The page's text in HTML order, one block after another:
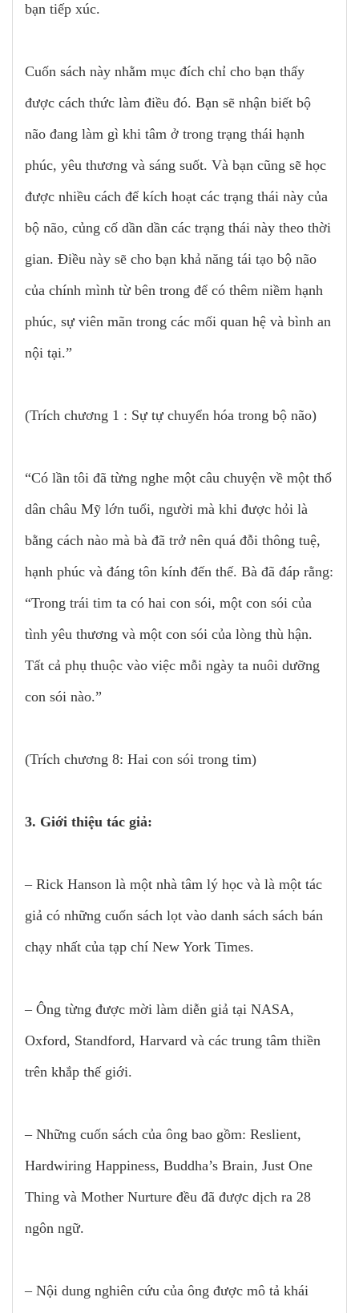
bạn tiếp xúc.
Cuốn sách này nhằm mục đích chỉ cho bạn thấy
được cách thức làm điều đó. Bạn sẽ nhận biết bộ
não đang làm gì khi tâm ở trong trạng thái hạnh
phúc, yêu thương và sáng suốt. Và bạn cũng sẽ học
được nhiều cách để kích hoạt các trạng thái này của
bộ não, củng cố dần dần các trạng thái này theo thời
gian. Điều này sẽ cho bạn khả năng tái tạo bộ não
của chính mình từ bên trong để có thêm niềm hạnh
phúc, sự viên mãn trong các mối quan hệ và bình an
nội tại.”
(Trích chương 1 : Sự tự chuyển hóa trong bộ não)
“Có lần tôi đã từng nghe một câu chuyện về một thổ
dân châu Mỹ lớn tuổi, người mà khi được hỏi là
bằng cách nào mà bà đã trở nên quá đỗi thông tuệ,
hạnh phúc và đáng tôn kính đến thế. Bà đã đáp rằng:
“Trong trái tim ta có hai con sói, một con sói của
tình yêu thương và một con sói của lòng thù hận.
Tất cả phụ thuộc vào việc mỗi ngày ta nuôi dưỡng
con sói nào.”
(Trích chương 8: Hai con sói trong tim)
3. Giới thiệu tác giả:
– Rick Hanson là một nhà tâm lý học và là một tác
giả có những cuốn sách lọt vào danh sách sách bán
chạy nhất của tạp chí New York Times.
– Ông từng được mời làm diễn giả tại NASA,
Oxford, Standford, Harvard và các trung tâm thiền
trên khắp thế giới.
– Những cuốn sách của ông bao gồm: Reslient,
Hardwiring Happiness, Buddha’s Brain, Just One
Thing và Mother Nurture đều đã được dịch ra 28
ngôn ngữ.
– Nội dung nghiên cứu của ông được mô tả khái